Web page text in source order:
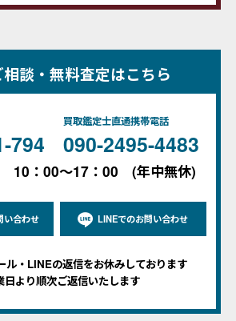
談・無料査定はこちら
794
買取鑑定士直通携帯電話
090-2495-4483
10：00～17：00 (年中無休)
い合わせ LINEでのお問い合わせ
ル・LINEの返信をお休みしております
日より順次ご返信いたします